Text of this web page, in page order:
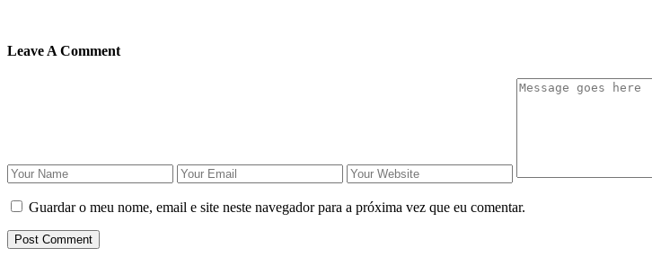
Leave A Comment
Guardar o meu nome, email e site neste navegador para a próxima vez que eu comentar.
Post Comment